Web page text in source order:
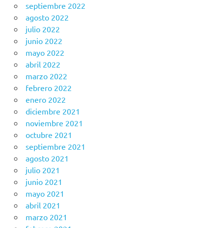
septiembre 2022
agosto 2022
julio 2022
junio 2022
mayo 2022
abril 2022
marzo 2022
febrero 2022
enero 2022
diciembre 2021
noviembre 2021
octubre 2021
septiembre 2021
agosto 2021
julio 2021
junio 2021
mayo 2021
abril 2021
marzo 2021